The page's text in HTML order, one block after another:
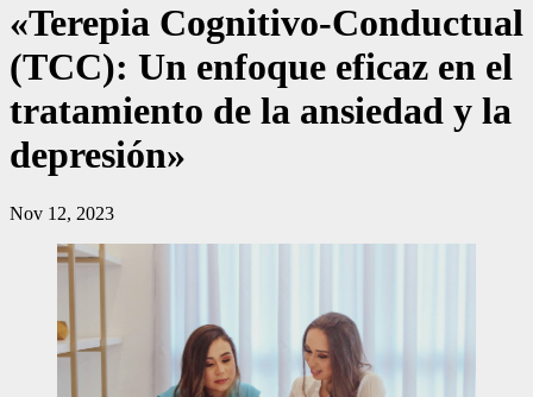
«Terepia Cognitivo-Conductual
(TCC): Un enfoque eficaz en el
tratamiento de la ansiedad y la
depresión»
Nov 12, 2023